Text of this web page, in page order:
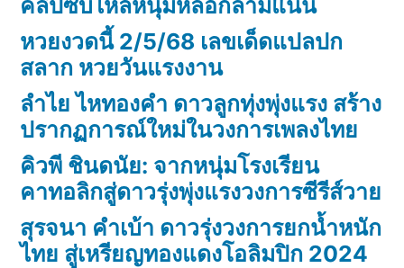
หวยงวดนี้ 2/5/68 เลขเด็ดแปลปก
สลาก หวยวันแรงงาน
ลำไย ไหทองคำ ดาวลูกทุ่งพุ่งแรง สร้าง
ปรากฏการณ์ใหม่ในวงการเพลงไทย
คิวพี ชินดนัย: จากหนุ่มโรงเรียน
คาทอลิกสู่ดาวรุ่งพุ่งแรงวงการซีรีส์วาย
สุรจนา คำเบ้า ดาวรุ่งวงการยกน้ำหนัก
ไทย สู่เหรียญทองแดงโอลิมปิก 2024